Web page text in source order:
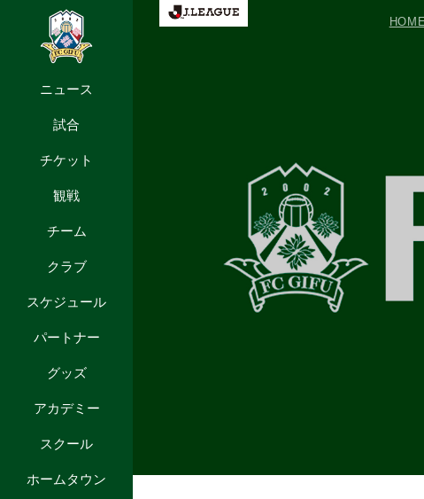
ニュース
試合
チケット
観戦
チーム
クラブ
スケジュール
パートナー
グッズ
アカデミー
スクール
ホームタウン
HOME